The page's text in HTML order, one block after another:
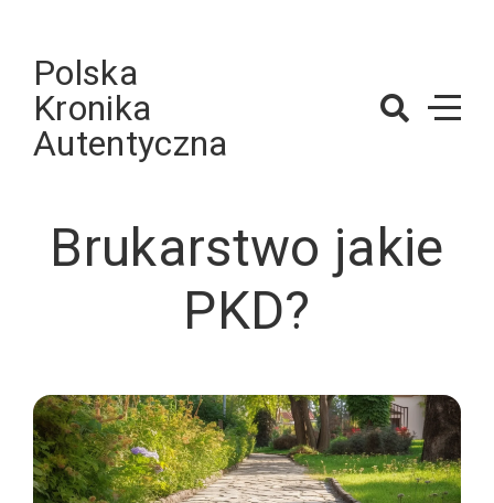
contentPolska
Kronika
Autentyczna
Brukarstwo jakie
PKD?